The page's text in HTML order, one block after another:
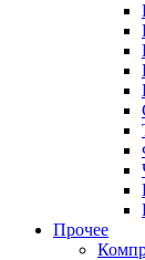
Прочее